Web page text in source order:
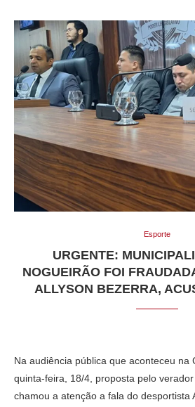
Esporte
URGENTE:
NOGUEIRÃO FOI
ALLYSON BEZERRA,
Na audiência pública que aconteceu na
quinta-feira, 18/4, proposta pelo
chamou a atenção a fala do desportista